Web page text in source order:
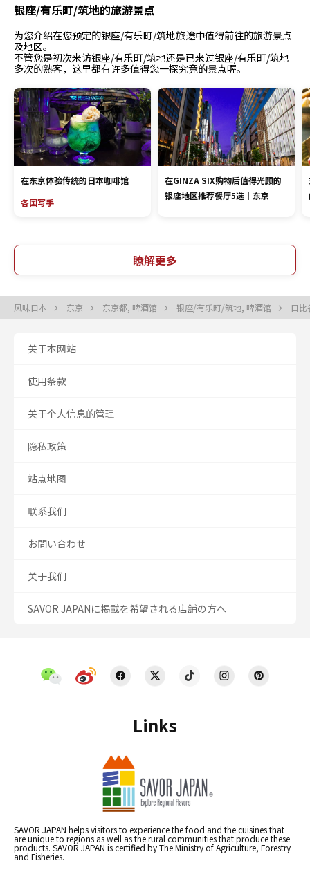
银座/有乐町/筑地的旅游景点
为您介绍在您预定的银座/有乐町/筑地旅途中值得前往的旅游景点
及地区。
不管您是初次来访银座/有乐町/筑地还是已来过银座/有乐町/筑地
多次的熟客，这里都有许多值得您一探究竟的景点喔。
在东京体验传统的日本咖啡馆
各国写手
在GINZA SIX购物后值得光顾的
银座地区推荐餐厅5选｜东京
瞭解更多
风味日本 东京 东京都, 啤酒馆 银座/有乐町/筑地, 啤酒馆 日
Links
SAVOR JAPAN helps visitors to experience the food and the cuisines that
are unique to regions as well as the rural communities that produce these
products. SAVOR JAPAN is certified by The Ministry of Agriculture, Forestry
and Fisheries.
关于本网站
使用条款
关于个人信息的管理
隐私政策
站点地图
联系我们
お問い合わせ
关于我们
SAVOR JAPANに掲載を希望される店舗の方へ